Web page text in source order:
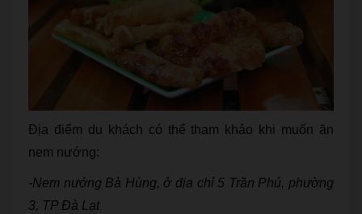
Địa điểm du khách có thể tham khảo khi muốn ăn
nem nướng:
-Nem nướng Bà Hùng, ở địa chỉ 5 Trần Phú, phường
3, TP Đà Lạt